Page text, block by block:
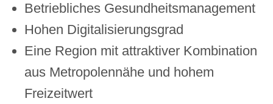
Betriebliches Gesundheitsmanagement
Hohen Digitalisierungsgrad
Eine Region mit attraktiver Kombination
aus Metropolennähe und hohem
Freizeitwert